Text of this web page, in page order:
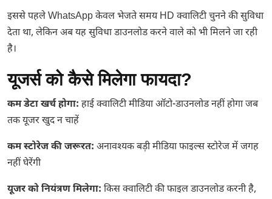
इससे पहले WhatsApp केवल भेजते समय HD क्वालिटी चुनने की सुविधा
देता था, लेकिन अब यह सुविधा डाउनलोड करने वाले को भी मिलने जा रही
है।
यूजर्स को कैसे मिलेगा फायदा?
कम डेटा खर्च होगा: हाई क्वालिटी मीडिया ऑटो-डाउनलोड नहीं होगा जब
तक यूजर खुद न चाहें
कम स्टोरेज की जरूरत: अनावश्यक बड़ी मीडिया फाइल्स स्टोरेज में जगह
नहीं घेरेंगी
यूजर को नियंत्रण मिलेगा: किस क्वालिटी की फाइल डाउनलोड करनी है,